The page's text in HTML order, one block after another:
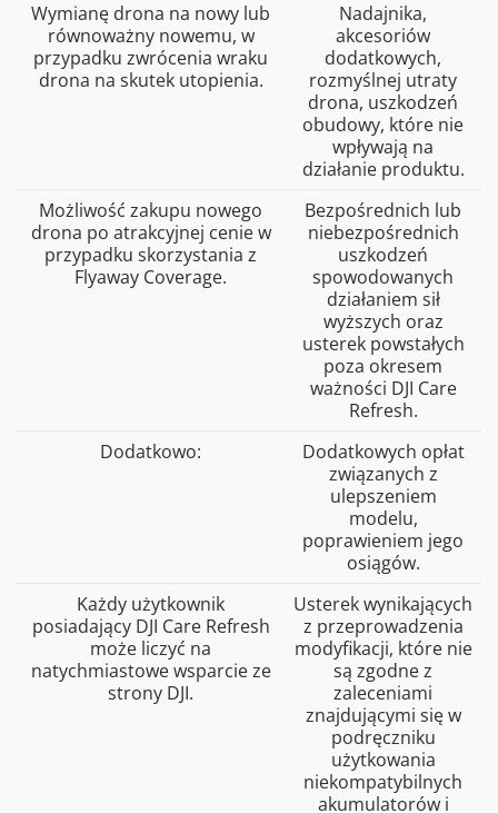
Wymianę drona na nowy lub
równoważny nowemu, w
przypadku zwrócenia wraku
drona na skutek utopienia.
Nadajnika,
akcesoriów
dodatkowych,
rozmyślnej utraty
drona, uszkodzeń
obudowy, które nie
wpływają na
działanie produktu.
Możliwość zakupu nowego
drona po atrakcyjnej cenie w
przypadku skorzystania z
Flyaway Coverage.
Bezpośrednich lub
niebezpośrednich
uszkodzeń
spowodowanych
działaniem sił
wyższych oraz
usterek powstałych
poza okresem
ważności DJI Care
Refresh.
Dodatkowo:
Dodatkowych opłat
związanych z
ulepszeniem
modelu,
poprawieniem jego
osiągów.
Każdy użytkownik
posiadający DJI Care Refresh
może liczyć na
natychmiastowe wsparcie ze
strony DJI.
Usterek wynikających
z przeprowadzenia
modyfikacji, które nie
są zgodne z
zaleceniami
znajdującymi się w
podręczniku
użytkowania
niekompatybilnych
akumulatorów i